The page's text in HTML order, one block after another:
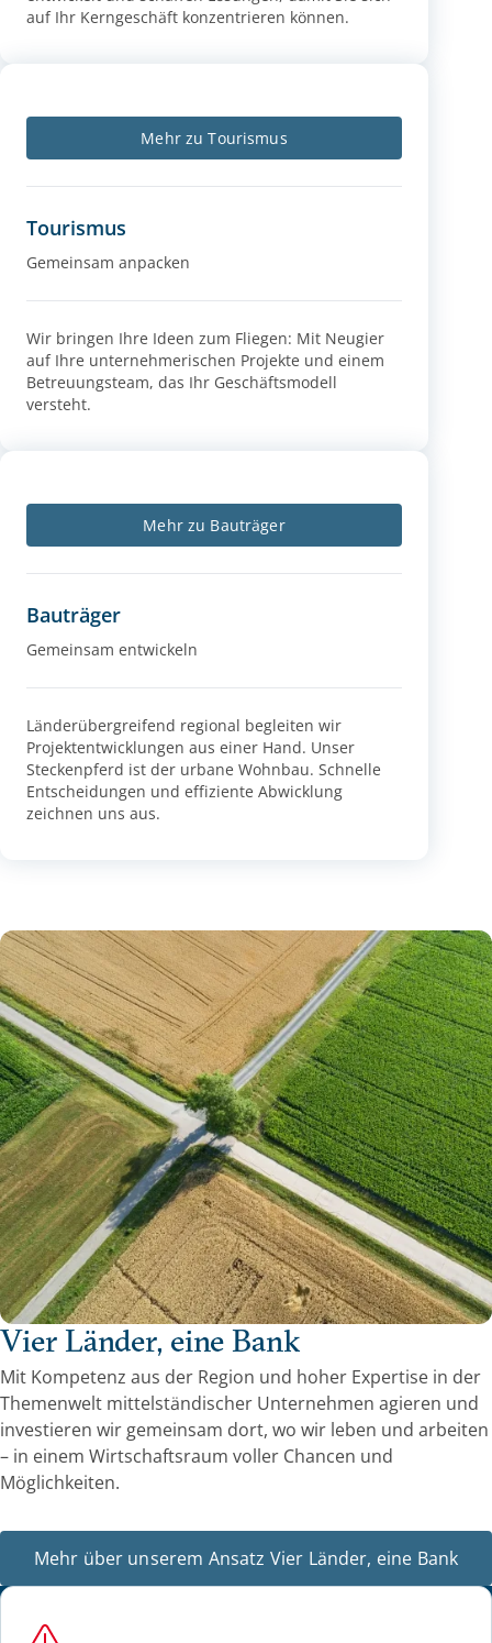
auf Ihr Kerngeschäft konzentrieren können.
Mehr zu Tourismus
Tourismus
Gemeinsam anpacken
Wir bringen Ihre Ideen zum Fliegen: Mit Neugier
auf Ihre unternehmerischen Projekte und einem
Betreuungsteam, das Ihr Geschäftsmodell
versteht.
Mehr zu Bauträger
Bauträger
Gemeinsam entwickeln
Länderübergreifend regional begleiten wir
Projektentwicklungen aus einer Hand. Unser
Steckenpferd ist der urbane Wohnbau. Schnelle
Entscheidungen und effiziente Abwicklung
zeichnen uns aus.
Vier Länder, eine Bank
Mit Kompetenz aus der Region und hoher Expertise in der
Themenwelt mittelständischer Unternehmen agieren und
investieren wir gemeinsam dort, wo wir leben und arbeiten
– in einem Wirtschaftsraum voller Chancen und
Möglichkeiten.
Mehr über unserem Ansatz Vier Länder, eine Bank